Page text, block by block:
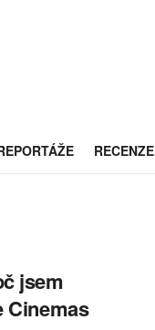
RECENZE
jsem
Cinemas